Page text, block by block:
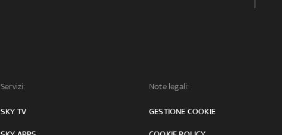
Servizi:
SKY TV
Note legali:
GESTIONE COOKIE